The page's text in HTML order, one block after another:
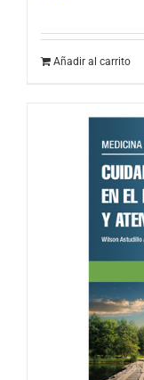
Añadir al carrito